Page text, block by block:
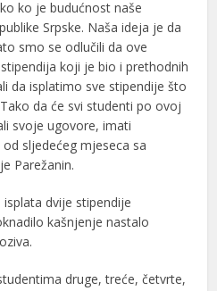
ko je budućnost naše
Srpske. Naša ideja je da
smo se odlučili da ove
koji je bio i prethodnih
da isplatimo sve stipendije što
da će svi studenti po ovoj
svoje ugovore, imati
sljedećeg mjeseca sa
Parežanin.
dvije stipendije
kašnjenje nastalo
druge, treće, četvrte,